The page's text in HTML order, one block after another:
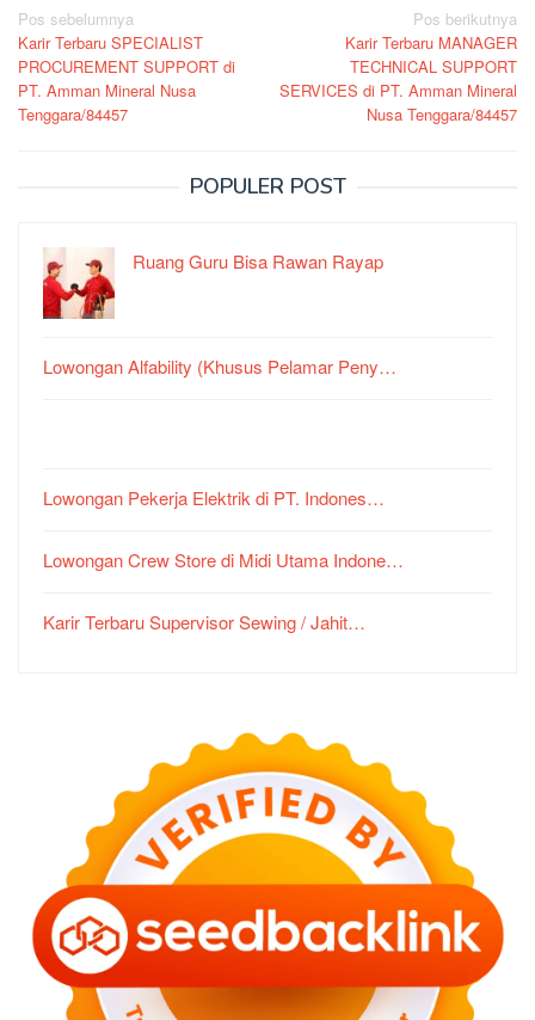
Navigasi
pos
Pos sebelumnya
Karir Terbaru SPECIALIST
PROCUREMENT SUPPORT di
PT. Amman Mineral Nusa
Tenggara/84457
Pos berikutnya
Karir Terbaru MANAGER
TECHNICAL SUPPORT
SERVICES di PT. Amman Mineral
Nusa Tenggara/84457
POPULER POST
Ruang Guru Bisa Rawan Rayap
Lowongan Alfability (Khusus Pelamar Peny…
Lowongan Pekerja Elektrik di PT. Indones…
Lowongan Crew Store di Midi Utama Indone…
Karir Terbaru Supervisor Sewing / Jahit…